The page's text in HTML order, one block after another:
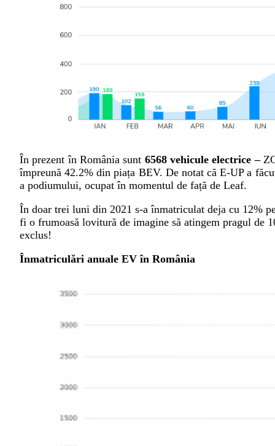
În prezent în România sunt 6568 vehicule electrice –
împreună 42.2% din piața BEV. De notat că E-UP a
a podiumului, ocupat în momentul de față de Leaf.
În doar trei luni din 2021 s-a înmatriculat deja cu 12%
fi o frumoasă lovitură de imagine să atingem pragul de
exclus!
Înmatriculări anuale EV în România